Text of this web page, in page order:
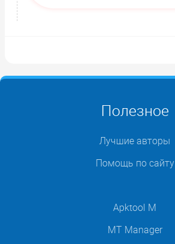
Полезное
Лучшие авторы
Помощь по сайту
Apktool M
MT Manager